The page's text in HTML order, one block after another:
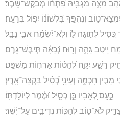
מַצָּ֑ה מַגְבִּ֥יהַּ פִּ֝תְח֗וֹ מְבַקֶּשׁ־שָֽׁבֶר׃
וְנֶהְפָּ֥ךְ בִּ֝לְשׁוֹנ֗וֹ יִפּ֥וֹל בְּרָעָֽה׃
כְּ֭סִיל לְת֣וּגָה ל֑וֹ וְלֹֽא־יִ֝שְׂמַ֗ח אֲבִ֣י נָבָֽל׃
יֵיטִ֣ב גֵּהָ֑ה וְר֥וּחַ נְ֝כֵאָ֗ה תְּיַבֶּשׁ־גָּֽרֶם׃
רָשָׁ֣ע יִקָּ֑ח לְ֝הַטּ֗וֹת אָרְח֥וֹת מִשְׁפָּֽט׃
מֵבִ֣ין חָכְמָ֑ה וְעֵינֵ֥י כְ֝סִ֗יל בִּקְצֵה־אָֽרֶץ׃
כַּ֣עַס לְ֭אָבִיו בֵּ֣ן כְּסִ֑יל וּ֝מֶ֗מֶר לְיוֹלַדְתּֽוֹ׃
לֹא־ט֑וֹב לְהַכּ֖וֹת נְדִיבִ֣ים עַל־יֹֽשֶׁר׃